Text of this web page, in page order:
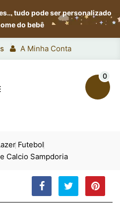
tudo pode ser personalizado
do bebê
A Minha Conta
0
Futebol
Calcio Sampdoria